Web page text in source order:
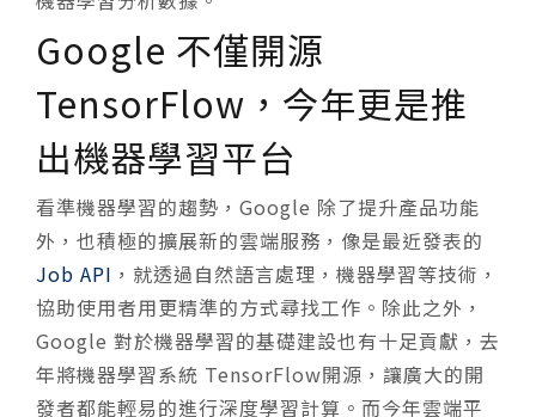
Google 不僅開源
TensorFlow，今年更是推
出機器學習平台
看準機器學習的趨勢，Google 除了提升產品功能
外，也積極的擴展新的雲端服務，像是最近發表的
Job API ，就透過自然語言處理，機器學習等技術，
協助使用者用更精準的方式尋找工作。除此之外，
Google 對於機器學習的基礎建設也有十足貢獻，去
年將機器學習系統 TensorFlow開源，讓廣大的開
發者都能輕易的進行深度學習計算。而今年雲端平